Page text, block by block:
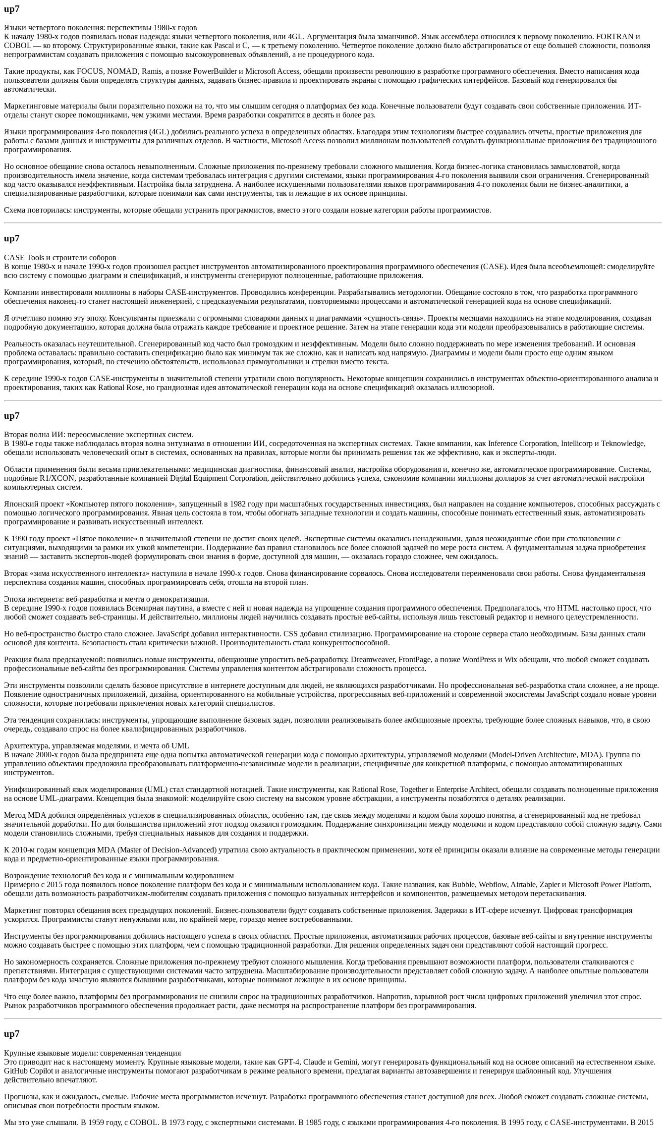
up7
Языки четвертого поколения: перспективы 1980-х годов
К началу 1980-х годов появилась новая надежда: языки четвертого поколения, или 4GL. Аргументация была заманчивой. Язык ассемблера относился к первому поколению. FORTRAN и
COBOL — ко второму. Структурированные языки, такие как Pascal и C, — к третьему поколению. Четвертое поколение должно было абстрагироваться от еще большей сложности, позволяя
непрограммистам создавать приложения с помощью высокоуровневых объявлений, а не процедурного кода.
Такие продукты, как FOCUS, NOMAD, Ramis, а позже PowerBuilder и Microsoft Access, обещали произвести революцию в разработке программного обеспечения. Вместо написания кода
пользователи должны были определять структуры данных, задавать бизнес-правила и проектировать экраны с помощью графических интерфейсов. Базовый код генерировался бы
автоматически.
Маркетинговые материалы были поразительно похожи на то, что мы слышим сегодня о платформах без кода. Конечные пользователи будут создавать свои собственные приложения. ИТ-
отделы станут скорее помощниками, чем узкими местами. Время разработки сократится в десять и более раз.
Языки программирования 4-го поколения (4GL) добились реального успеха в определенных областях. Благодаря этим технологиям быстрее создавались отчеты, простые приложения для
работы с базами данных и инструменты для различных отделов. В частности, Microsoft Access позволил миллионам пользователей создавать функциональные приложения без традиционного
программирования.
Но основное обещание снова осталось невыполненным. Сложные приложения по-прежнему требовали сложного мышления. Когда бизнес-логика становилась замысловатой, когда
производительность имела значение, когда системам требовалась интеграция с другими системами, языки программирования 4-го поколения выявили свои ограничения. Сгенерированный
код часто оказывался неэффективным. Настройка была затруднена. А наиболее искушенными пользователями языков программирования 4-го поколения были не бизнес-аналитики, а
специализированные разработчики, которые понимали как сами инструменты, так и лежащие в их основе принципы.
Схема повторилась: инструменты, которые обещали устранить программистов, вместо этого создали новые категории работы программистов.
up7
CASE Tools и строители соборов
В конце 1980-х и начале 1990-х годов произошел расцвет инструментов автоматизированного проектирования программного обеспечения (CASE). Идея была всеобъемлющей: смоделируйте
всю систему с помощью диаграмм и спецификаций, и инструменты сгенерируют полноценные, работающие приложения.
Компании инвестировали миллионы в наборы CASE-инструментов. Проводились конференции. Разрабатывались методологии. Обещание состояло в том, что разработка программного
обеспечения наконец-то станет настоящей инженерией, с предсказуемыми результатами, повторяемыми процессами и автоматической генерацией кода на основе спецификаций.
Я отчетливо помню эту эпоху. Консультанты приезжали с огромными словарями данных и диаграммами «сущность-связь». Проекты месяцами находились на этапе моделирования, создавая
подробную документацию, которая должна была отражать каждое требование и проектное решение. Затем на этапе генерации кода эти модели преобразовывались в работающие системы.
Реальность оказалась неутешительной. Сгенерированный код часто был громоздким и неэффективным. Модели было сложно поддерживать по мере изменения требований. И основная
проблема оставалась: правильно составить спецификацию было как минимум так же сложно, как и написать код напрямую. Диаграммы и модели были просто еще одним языком
программирования, который, по стечению обстоятельств, использовал прямоугольники и стрелки вместо текста.
К середине 1990-х годов CASE-инструменты в значительной степени утратили свою популярность. Некоторые концепции сохранились в инструментах объектно-ориентированного анализа и
проектирования, таких как Rational Rose, но грандиозная идея автоматической генерации кода на основе спецификаций оказалась иллюзорной.
up7
Вторая волна ИИ: переосмысление экспертных систем.
В 1980-е годы также наблюдалась вторая волна энтузиазма в отношении ИИ, сосредоточенная на экспертных системах. Такие компании, как Inference Corporation, Intellicorp и Teknowledge,
обещали использовать человеческий опыт в системах, основанных на правилах, которые могли бы принимать решения так же эффективно, как и эксперты-люди.
Области применения были весьма привлекательными: медицинская диагностика, финансовый анализ, настройка оборудования и, конечно же, автоматическое программирование. Системы,
подобные R1/XCON, разработанные компанией Digital Equipment Corporation, действительно добились успеха, сэкономив компании миллионы долларов за счет автоматической настройки
компьютерных систем.
Японский проект «Компьютер пятого поколения», запущенный в 1982 году при масштабных государственных инвестициях, был направлен на создание компьютеров, способных рассуждать с
помощью логического программирования. Явная цель состояла в том, чтобы обогнать западные технологии и создать машины, способные понимать естественный язык, автоматизировать
программирование и развивать искусственный интеллект.
К 1990 году проект «Пятое поколение» в значительной степени не достиг своих целей. Экспертные системы оказались ненадежными, давая неожиданные сбои при столкновении с
ситуациями, выходящими за рамки их узкой компетенции. Поддержание баз правил становилось все более сложной задачей по мере роста систем. А фундаментальная задача приобретения
знаний — заставить экспертов-людей формулировать свои знания в форме, доступной для машин, — оказалась гораздо сложнее, чем ожидалось.
Вторая «зима искусственного интеллекта» наступила в начале 1990-х годов. Снова финансирование сорвалось. Снова исследователи переименовали свои работы. Снова фундаментальная
перспектива создания машин, способных программировать себя, отошла на второй план.
Эпоха интернета: веб-разработка и мечта о демократизации.
В середине 1990-х годов появилась Всемирная паутина, а вместе с ней и новая надежда на упрощение создания программного обеспечения. Предполагалось, что HTML настолько прост, что
любой сможет создавать веб-страницы. И действительно, миллионы людей научились создавать простые веб-сайты, используя лишь текстовый редактор и немного целеустремленности.
Но веб-пространство быстро стало сложнее. JavaScript добавил интерактивности. CSS добавил стилизацию. Программирование на стороне сервера стало необходимым. Базы данных стали
основой для контента. Безопасность стала критически важной. Производительность стала конкурентоспособной.
Реакция была предсказуемой: появились новые инструменты, обещающие упростить веб-разработку. Dreamweaver, FrontPage, а позже WordPress и Wix обещали, что любой сможет создавать
профессиональные веб-сайты без программирования. Системы управления контентом абстрагировали сложность процесса.
Эти инструменты позволили сделать базовое присутствие в интернете доступным для людей, не являющихся разработчиками. Но профессиональная веб-разработка стала сложнее, а не проще.
Появление одностраничных приложений, дизайна, ориентированного на мобильные устройства, прогрессивных веб-приложений и современной экосистемы JavaScript создало новые уровни
сложности, которые потребовали привлечения новых категорий специалистов.
Эта тенденция сохранилась: инструменты, упрощающие выполнение базовых задач, позволяли реализовывать более амбициозные проекты, требующие более сложных навыков, что, в свою
очередь, создавало спрос на более квалифицированных разработчиков.
Архитектура, управляемая моделями, и мечта об UML
В начале 2000-х годов была предпринята еще одна попытка автоматической генерации кода с помощью архитектуры, управляемой моделями (Model-Driven Architecture, MDA). Группа по
управлению объектами предложила преобразовывать платформенно-независимые модели в реализации, специфичные для конкретной платформы, с помощью автоматизированных
инструментов.
Унифицированный язык моделирования (UML) стал стандартной нотацией. Такие инструменты, как Rational Rose, Together и Enterprise Architect, обещали создавать полноценные приложения
на основе UML-диаграмм. Концепция была знакомой: моделируйте свою систему на высоком уровне абстракции, а инструменты позаботятся о деталях реализации.
Метод MDA добился определённых успехов в специализированных областях, особенно там, где связь между моделями и кодом была хорошо понятна, а сгенерированный код не требовал
значительной доработки. Но для большинства приложений этот подход оказался громоздким. Поддержание синхронизации между моделями и кодом представляло собой сложную задачу. Сами
модели становились сложными, требуя специальных навыков для создания и поддержки.
К 2010-м годам концепция MDA (Master of Decision-Advanced) утратила свою актуальность в практическом применении, хотя её принципы оказали влияние на современные методы генерации
кода и предметно-ориентированные языки программирования.
Возрождение технологий без кода и с минимальным кодированием
Примерно с 2015 года появилось новое поколение платформ без кода и с минимальным использованием кода. Такие названия, как Bubble, Webflow, Airtable, Zapier и Microsoft Power Platform,
обещали дать возможность разработчикам-любителям создавать приложения с помощью визуальных интерфейсов и компонентов, размещаемых методом перетаскивания.
Маркетинг повторял обещания всех предыдущих поколений. Бизнес-пользователи будут создавать собственные приложения. Задержки в ИТ-сфере исчезнут. Цифровая трансформация
ускорится. Программисты станут ненужными или, по крайней мере, гораздо менее востребованными.
Инструменты без программирования добились настоящего успеха в своих областях. Простые приложения, автоматизация рабочих процессов, базовые веб-сайты и внутренние инструменты
можно создавать быстрее с помощью этих платформ, чем с помощью традиционной разработки. Для решения определенных задач они представляют собой настоящий прогресс.
Но закономерность сохраняется. Сложные приложения по-прежнему требуют сложного мышления. Когда требования превышают возможности платформ, пользователи сталкиваются с
препятствиями. Интеграция с существующими системами часто затруднена. Масштабирование производительности представляет собой сложную задачу. А наиболее опытные пользователи
платформ без кода зачастую являются бывшими разработчиками, которые понимают лежащие в их основе принципы.
Что еще более важно, платформы без программирования не снизили спрос на традиционных разработчиков. Напротив, взрывной рост числа цифровых приложений увеличил этот спрос.
Рынок разработчиков программного обеспечения продолжает расти, даже несмотря на распространение платформ без программирования.
up7
Крупные языковые модели: современная тенденция
Это приводит нас к настоящему моменту. Крупные языковые модели, такие как GPT-4, Claude и Gemini, могут генерировать функциональный код на основе описаний на естественном языке.
GitHub Copilot и аналогичные инструменты помогают разработчикам в режиме реального времени, предлагая варианты автозавершения и генерируя шаблонный код. Улучшения
действительно впечатляют.
Прогнозы, как и ожидалось, смелые. Рабочие места программистов исчезнут. Разработка программного обеспечения станет доступной для всех. Любой сможет создавать сложные системы,
описывая свои потребности простым языком.
Мы это уже слышали. В 1959 году, с COBOL. В 1973 году, с экспертными системами. В 1985 году, с языками программирования 4-го поколения. В 1995 году, с CASE-инструментами. В 2015